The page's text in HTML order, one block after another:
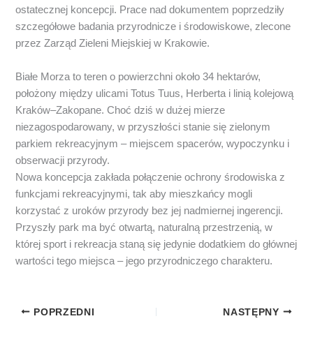
ostatecznej koncepcji. Prace nad dokumentem poprzedziły
szczegółowe badania przyrodnicze i środowiskowe, zlecone
przez Zarząd Zieleni Miejskiej w Krakowie.
Białe Morza to teren o powierzchni około 34 hektarów,
położony między ulicami Totus Tuus, Herberta i linią kolejową
Kraków–Zakopane. Choć dziś w dużej mierze
niezagospodarowany, w przyszłości stanie się zielonym
parkiem rekreacyjnym – miejscem spacerów, wypoczynku i
obserwacji przyrody.
Nowa koncepcja zakłada połączenie ochrony środowiska z
funkcjami rekreacyjnymi, tak aby mieszkańcy mogli
korzystać z uroków przyrody bez jej nadmiernej ingerencji.
Przyszły park ma być otwartą, naturalną przestrzenią, w
której sport i rekreacja staną się jedynie dodatkiem do głównej
wartości tego miejsca – jego przyrodniczego charakteru.
POPRZEDNI NASTĘPNY